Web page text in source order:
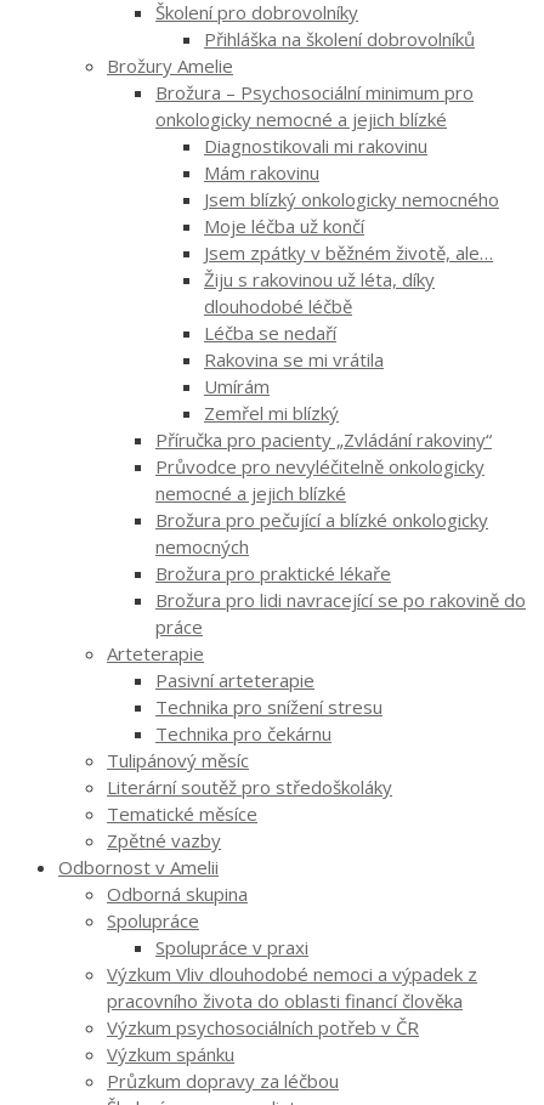
Školení pro dobrovolníky
Přihláška na školení dobrovolníků
Brožury Amelie
Brožura – Psychosociální minimum pro
onkologicky nemocné a jejich blízké
Diagnostikovali mi rakovinu
Mám rakovinu
Jsem blízký onkologicky nemocného
Moje léčba už končí
Jsem zpátky v běžném životě, ale…
Žiju s rakovinou už léta, díky
dlouhodobé léčbě
Léčba se nedaří
Rakovina se mi vrátila
Umírám
Zemřel mi blízký
Příručka pro pacienty „Zvládání rakoviny“
Průvodce pro nevyléčitelně onkologicky
nemocné a jejich blízké
Brožura pro pečující a blízké onkologicky
nemocných
Brožura pro praktické lékaře
Brožura pro lidi navracející se po rakovině do
práce
Arteterapie
Pasivní arteterapie
Technika pro snížení stresu
Technika pro čekárnu
Tulipánový měsíc
Literární soutěž pro středoškoláky
Tematické měsíce
Zpětné vazby
Odbornost v Amelii
Odborná skupina
Spolupráce
Spolupráce v praxi
Výzkum Vliv dlouhodobé nemoci a výpadek z
pracovního života do oblasti financí člověka
Výzkum psychosociálních potřeb v ČR
Výzkum spánku
Průzkum dopravy za léčbou